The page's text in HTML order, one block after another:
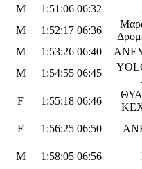
M 1:51:06 06:32
M 1:52:17 06:36
M 1:53:26 06:40
M 1:54:55 06:45
F 1:55:18 06:46
F 1:56:25 06:50
M 1:58:05 06:56